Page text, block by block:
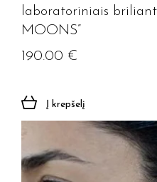
laboratoriniais
MOONS”
190.00 €
Į krepšelį